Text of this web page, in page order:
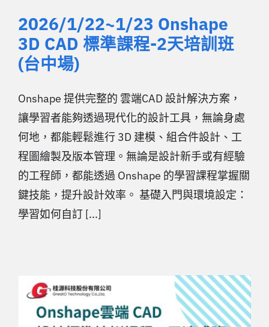
2026/1/22~1/23 Onshape
3D CAD 標準課程-2天培訓班
(台中場)
Onshape 提供完整的 雲端CAD 設計解決方案，
讓學習者能夠透過現代化的設計工具，無論身處
何地，都能輕鬆進行 3D 建模、組合件設計、工
程圖繪製及版本管理。無論是設計新手或有經驗
的工程師，都能透過 Onshape 的學習課程掌握關
鍵技能，提升設計效率。 基礎入門與環境設定：
學習如何自訂 [...]